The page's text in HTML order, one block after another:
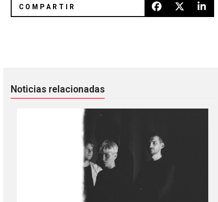
Noticias relacionadas